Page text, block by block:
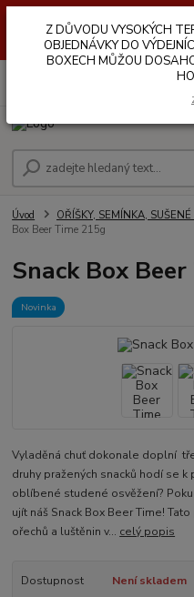
VÝDEJNÍCH BOXŮ. TEPLOTA V
OPRAVDU
Úvod OŘÍŠKY, SEMÍNKA,
Box Beer Time 215g
Snack Box
Novinka
Vyladěná chuť dokonale doplní
druhy pražených snacků hodí se
oblíbené studené osvěžení?
ujít náš Snack Box Beer Time!
ořechů a luštěnin v... celý popis
Dostupnost
Není skladem
Z DŮVODU VYSOKÝCH
OBJEDNÁVKY DO
BOXECH MŮŽOU